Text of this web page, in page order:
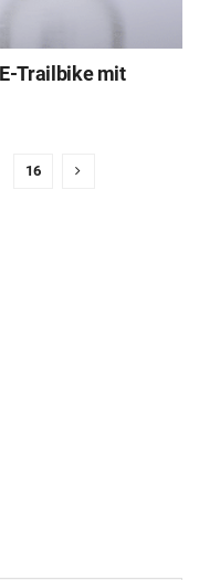
Trailbike mit
16